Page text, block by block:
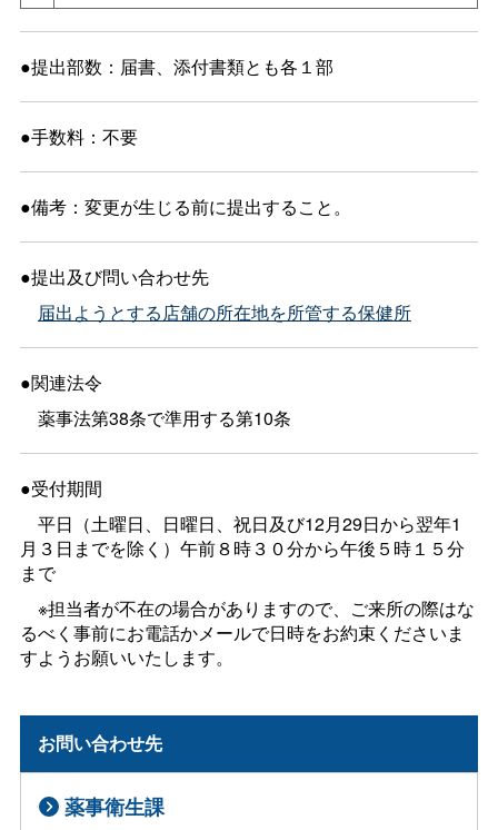
●提出部数：届書、添付書類とも各１部
●手数料：不要
●備考：変更が生じる前に提出すること。
●提出及び問い合わせ先
届出ようとする店舗の所在地を所管する保健所
●関連法令
薬事法第38条で準用する第10条
●受付期間
平日（土曜日、日曜日、祝日及び12月29日から翌年1
月３日までを除く）午前８時３０分から午後５時１５分
まで
※担当者が不在の場合がありますので、ご来所の際はな
るべく事前にお電話かメールで日時をお約束くださいま
すようお願いいたします。
お問い合わせ先
薬事衛生課